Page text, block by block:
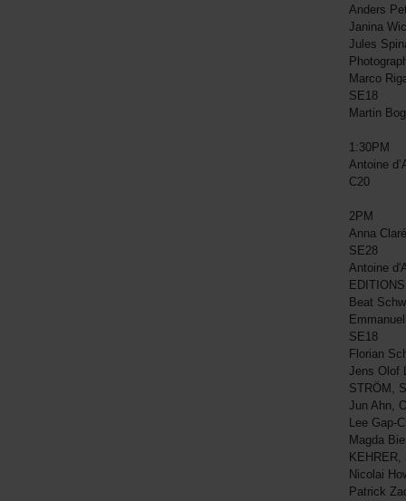
Anders
Janina
Jules
Marco
SE18
Martin
1:30PM
Antoine
C20
2PM
Anna
SE28
Antoine
Beat
SE18
Florian
Jens Olof
STRÖM,
Jun Ahn,
Lee Gap-
Magda
KEHRER,
Nicolai
Patrick